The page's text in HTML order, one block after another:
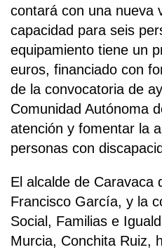
contará con una nueva
capacidad para seis
equipamiento tiene un
euros, financiado con
de la convocatoria de
Comunidad Autónoma
atención y fomentar la
personas con
El alcalde de Caravaca
Francisco García, y la
Social, Familias e
Murcia, Conchita Ruiz,